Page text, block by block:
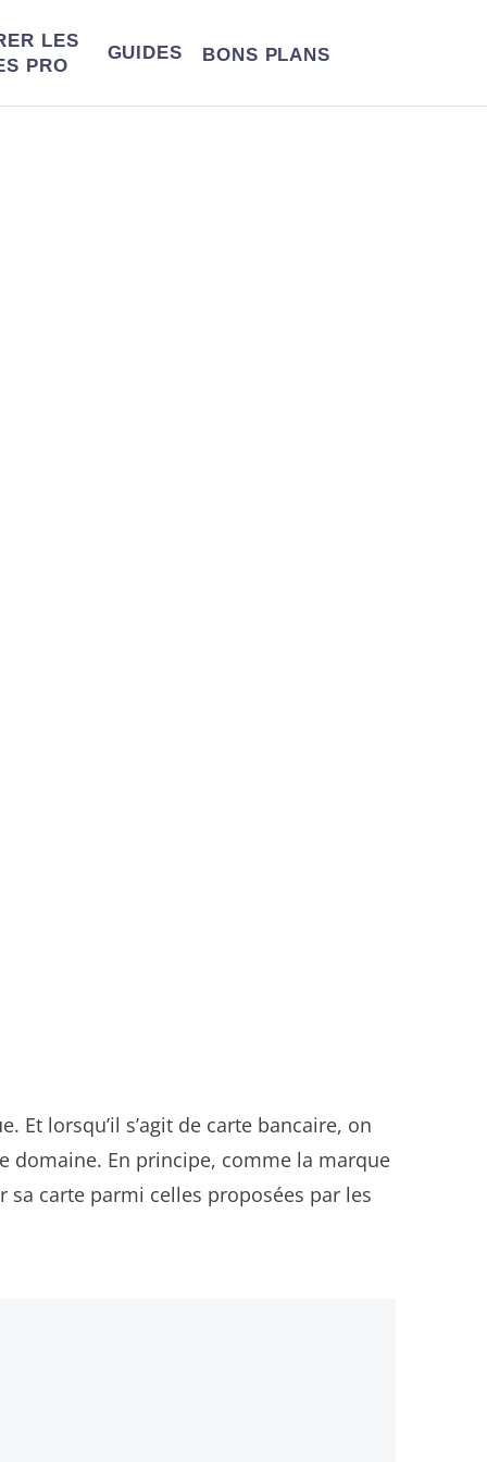
LES
PRO
GUIDES BONS PLANS
Et lorsqu’il s’agit de carte bancaire, on
domaine. En principe, comme la marque
carte parmi celles proposées par les